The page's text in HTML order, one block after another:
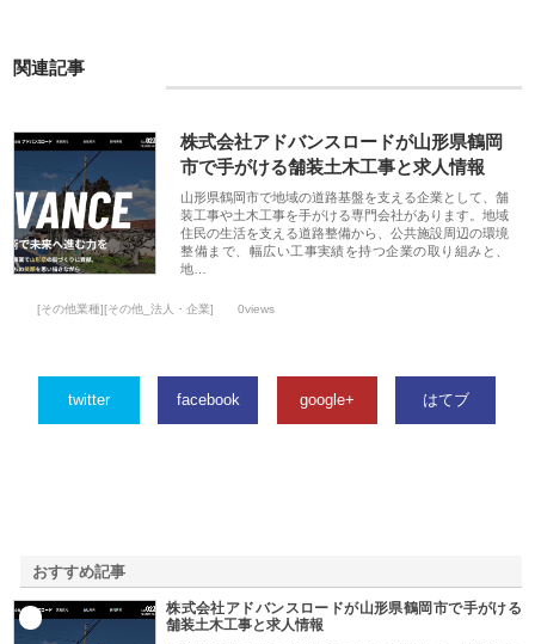
関連記事
株式会社アドバンスロードが山形県鶴岡
市で手がける舗装土木工事と求人情報
山形県鶴岡市で地域の道路基盤を支える企業として、舗
装工事や土木工事を手がける専門会社があります。地域
住民の生活を支える道路整備から、公共施設周辺の環境
整備まで、幅広い工事実績を持つ企業の取り組みと、
地…
[その他業種][その他_法人・企業] 0views
twitter facebook google+ はてブ
おすすめ記事
株式会社アドバンスロードが山形県鶴岡市で手がける
舗装土木工事と求人情報